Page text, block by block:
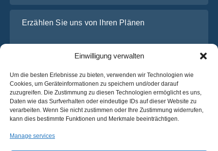
Einwilligung verwalten
Um die besten Erlebnisse zu bieten, verwenden wir Technologien wie
Cookies, um Geräteinformationen zu speichern und/oder darauf
zuzugreifen. Die Zustimmung zu diesen Technologien ermöglicht es uns,
Daten wie das Surfverhalten oder eindeutige IDs auf dieser Website zu
verarbeiten. Wenn Sie nicht zustimmen oder Ihre Zustimmung widerrufen,
kann dies bestimmte Funktionen und Merkmale beeinträchtigen.
Manage services
Ich habe dieDatenschutz-Bestimmungenvon OsaBus